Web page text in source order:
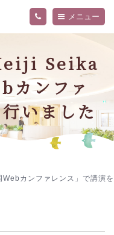
メニュー
Seika
カンファ
いました
カンファレンス」で講演